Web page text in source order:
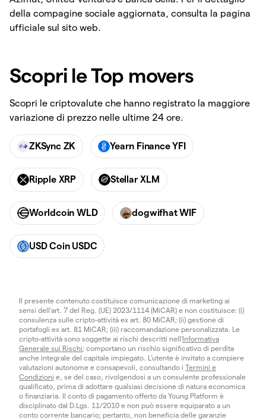
della compagine sociale aggiornata, consulta la pagina
ufficiale sul sito web.
Scopri le Top movers
Scopri le criptovalute che hanno registrato la maggiore
variazione di prezzo nelle ultime 24 ore.
ZKSync ZK Yearn Finance YFI
Ripple XRP Stellar XLM
Worldcoin WLD dogwifhat WIF
USD Coin USDC
Il presente contenuto costituisce comunicazione di marketing ai
sensi dell'art. 7 del Reg. (UE) 2023/1114 (MiCAR) e non costituisce: (i)
consulenza sulle cripto-attività ex art. 80 MiCAR; (ii) gestione di
portafogli ex art. 81 MiCAR; (iii) raccomandazione personalizzata. Le
cripto-attività sono soggette ai rischi descritti nell'Informativa
Generale sui Rischi; comportano un rischio significativo di perdita
anche integrale del capitale impiegato. L’utente è invitato a compiere
valutazioni autonome e consapevoli, consultando i Termini e
Condizioni e, se del caso, rivolgendosi a un consulente professionale
qualificato, prima di adottare qualsiasi decisione di natura economica
o finanziaria. Il conto di pagamento offerto da Young Platform è
disciplinato dal D.Lgs. 11/2010 e non può essere equiparato a un
conto corrente bancario; pertanto, non beneficia delle garanzie